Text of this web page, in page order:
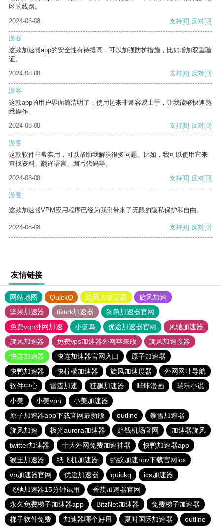
区的线路。
2024-08-08
支持[0] 反对[0]
游客
这款加速器app的安全性有待提高，可以加强防护措施，比如增加双重验
证。
2024-08-08
支持[0] 反对[0]
游客
这款app的用户界面简洁明了，使用起来非常容易上手，让我能够快速熟
悉操作。
2024-08-08
支持[0] 反对[0]
游客
这款软件非常实用，可以帮助我解决很多问题。比如，我可以使用它来
查找资料、翻译语言、编写代码等。
2024-08-08
支持[0] 反对[0]
游客
这款加速器VPM应用程序已经为我们带来了无限的隐私保护和自由。
2024-08-08 支持[0] 反对[0]
友情链接
网站地图 QuickQ 旋风加速度器
旋风加速
坚果加速器
tiktok加速器
狗急加速器官网
免费vqn外网加速
小蓝鸟 优途加速器官网
风驰加速器
旋风加速器
免费vps加速器外网苹果版
旋风加速度器
快连加速器
快连加速器官网入口
原子加速器
快鸭加速器
快柠檬加速器 旋风加速度器
外网网址导航
软件中心
雷霆加速 狂飙加速器 哔咔漫画
瑞乐小说
小美
小美vpn
小美加速器
原子加速器app下载官网最新版
outline
暴雪加速器
旋风加速
极光aurora加速器 赔钱机场官网
加速器旋风
twitter加速器
十大外网免费加速神器
快鸭加速器app
猴王加速器
纸飞机加速器
蚂蚁加速npv下载官网ios
vp加速器官网
优途加速器 quickq
ios加速器
飞驰加速器15分钟试用
香蕉加速器官网
永久免费梯子加速器app
BitzNet加速器
免费梯子加速器
梯子软件免费
加速器哪个好用 夏时国际加速器 outline